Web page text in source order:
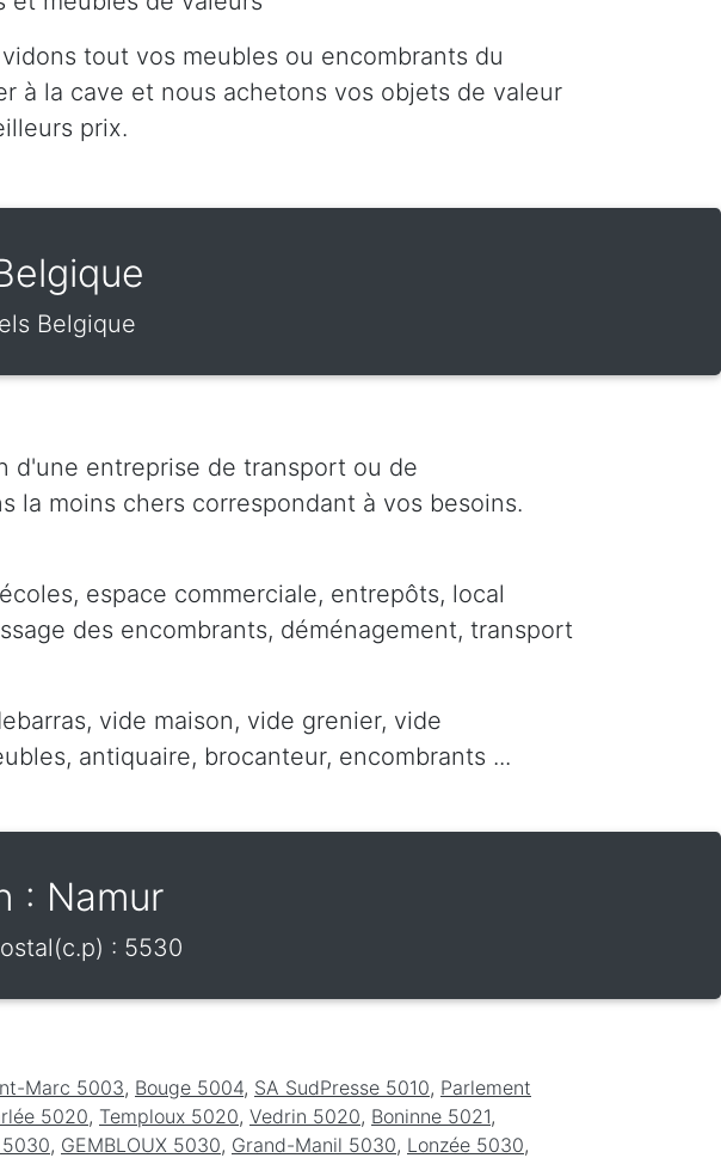
tout vos meubles ou encombrants du
à la cave et nous achetons vos objets de valeur
prix.
Belgique
d'une entreprise de transport ou de
la moins chers correspondant à vos besoins.
espace commerciale, entrepôts, local
des encombrants, déménagement, transport
vide maison, vide grenier, vide
antiquaire, brocanteur, encombrants ...
: Namur
: 5530
Marc 5003, Bouge 5004, SA SudPresse 5010, Parlement
5020, Temploux 5020, Vedrin 5020, Boninne 5021,
, GEMBLOUX 5030, Grand-Manil 5030, Lonzée 5030,